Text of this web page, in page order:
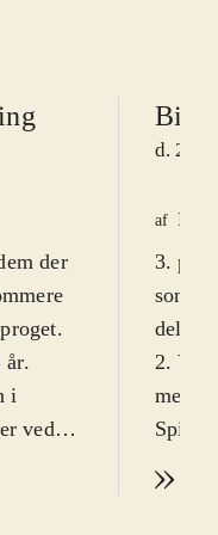
der
år.
i
ved at
d. 20.
af
3.
som
2.
meget
2014.